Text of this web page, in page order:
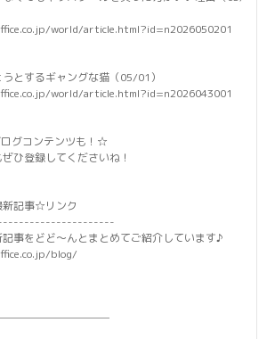
world/article.html?id=n2026050201
とするギャングな猫（05/01）
world/article.html?id=n2026043001
グコンテンツも！☆
ひ登録してくださいね！
記事☆リンク
事をどど～んとまとめてご紹介しています♪
blog/